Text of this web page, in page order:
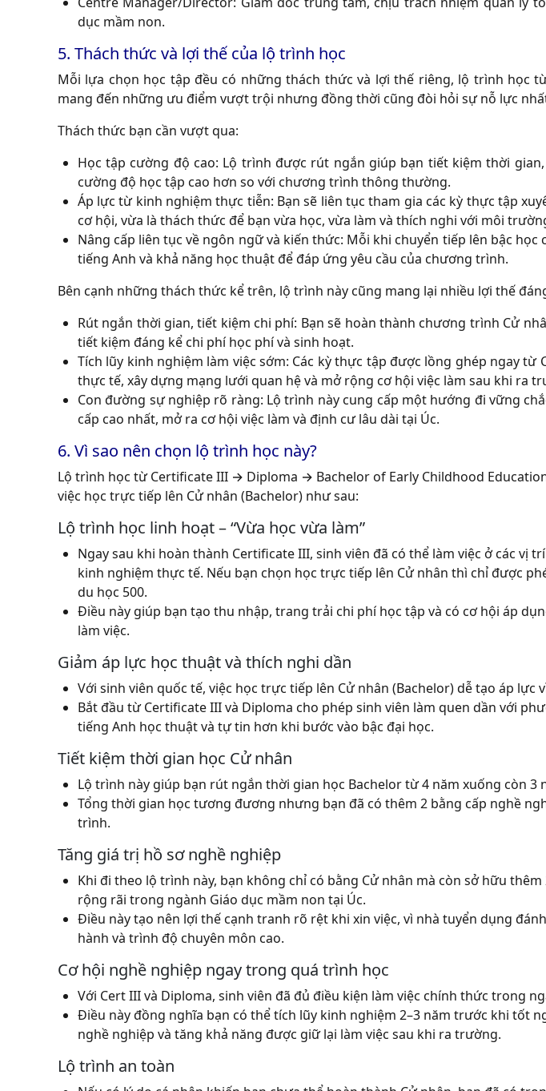
dục mầm non.
5. Thách thức và lợi thế của lộ trình học
Mỗi lựa chọn học tập đều có những thách thức và lợi thế riêng, lộ trình học
mang đến những ưu điểm vượt trội nhưng đồng thời cũng đòi hỏi sự nỗ lực
Thách thức bạn cần vượt qua:
Học tập cường độ cao: Lộ trình được rút ngắn giúp bạn tiết kiệm thời
cường độ học tập cao hơn so với chương trình thông thường.
Áp lực từ kinh nghiệm thực tiễn: Bạn sẽ liên tục tham gia các kỳ thực tập
cơ hội, vừa là thách thức để bạn vừa học, vừa làm và thích nghi với môi
Nâng cấp liên tục về ngôn ngữ và kiến thức: Mỗi khi chuyển tiếp lên bậc học
tiếng Anh và khả năng học thuật để đáp ứng yêu cầu của chương trình.
Bên cạnh những thách thức kể trên, lộ trình này cũng mang lại nhiều lợi thế
Rút ngắn thời gian, tiết kiệm chi phí: Bạn sẽ hoàn thành chương trình Cử
tiết kiệm đáng kể chi phí học phí và sinh hoạt.
Tích lũy kinh nghiệm làm việc sớm: Các kỳ thực tập được lồng ghép ngay từ
thực tế, xây dựng mạng lưới quan hệ và mở rộng cơ hội việc làm sau khi ra
Con đường sự nghiệp rõ ràng: Lộ trình này cung cấp một hướng đi vững
cấp cao nhất, mở ra cơ hội việc làm và định cư lâu dài tại Úc.
6. Vì sao nên chọn lộ trình học này?
Lộ trình học từCertificate III → Diploma → Bachelor of Early Childhood
việc học trực tiếp lên Cử nhân (Bachelor) như sau:
Lộ trình học linh hoạt – “Vừa học vừa làm”
Ngay sau khi hoàn thành Certificate III, sinh viên đã có thể làm việc ở các vị
kinh nghiệm thực tế. Nếu bạn chọn học trực tiếp lên Cử nhân thì chỉ được
du học 500.
Điều này giúp bạn tạo thu nhập, trang trải chi phí học tập và có cơ hội áp
làm việc.
Giảm áp lực học thuật và thích nghi dần
Với sinh viên quốc tế, việc học trực tiếp lên Cử nhân (Bachelor) dễ tạo áp lực
Bắt đầu từCertificate III và Diploma cho phép sinh viên làm quen dần với
tiếng Anh học thuật và tự tin hơn khi bước vào bậc đại học.
Tiết kiệm thời gian học Cử nhân
Lộ trình này giúp bạn rút ngắn thời gian học Bachelor từ 4 năm xuống còn 3
Tổng thời gian học tương đương nhưng bạn đã có thêm 2 bằng cấp nghề
trình.
Tăng giá trị hồ sơ nghề nghiệp
Khi đi theo lộ trình này, bạn không chỉ có bằng Cử nhân mà còn sở hữu
rộng rãi trong ngành Giáo dục mầm non tại Úc.
Điều này tạo nên lợi thế cạnh tranh rõ rệt khi xin việc, vì nhà tuyển dụng
hành và trình độ chuyên môn cao.
Cơ hội nghề nghiệp ngay trong quá trình học
Với Cert III và Diploma, sinh viên đã đủ điều kiện làm việc chính thức trong
Điều này đồng nghĩa bạn có thể tích lũy kinh nghiệm 2–3 năm trước khi tốt
nghề nghiệp và tăng khả năng được giữ lại làm việc sau khi ra trường.
Lộ trình an toàn